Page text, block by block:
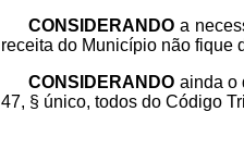
CONSIDERANDO a
receita do Município não fique
CONSIDERANDO ainda o
47, § único, todos do Código